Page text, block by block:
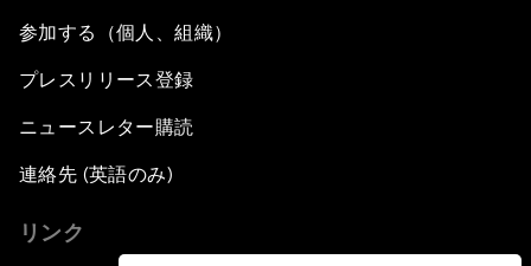
参加する（個人、組織）
プレスリリース登録
ニュースレター購読
連絡先 (英語のみ)
リンク